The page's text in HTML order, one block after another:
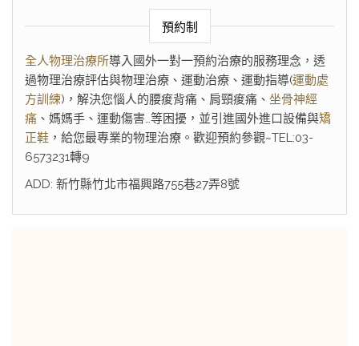
預約制
全人物理治療所導入國外一對一預約治療的服務理念，透
過物理治療評估與物理治療、運動治療、運動指導(運動處
方訓練)，解決您惱人的腰痠背痛、肩頸痠痛、 坐骨神經
痛 、媽媽手、運動傷害…等困擾，並引進國外進口設備與矯
正鞋 ，給您最專業的物理治療。歡迎預約參觀~TEL:03-
6573231轉9
ADD: 新竹縣竹北市福興路755巷27弄8號